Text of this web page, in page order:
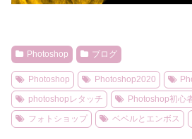
Photoshop ブログ
Photoshop Photoshop2020
photoshopレタッチ
Photoshop初心
フォトショップ
ベベルとエンボス